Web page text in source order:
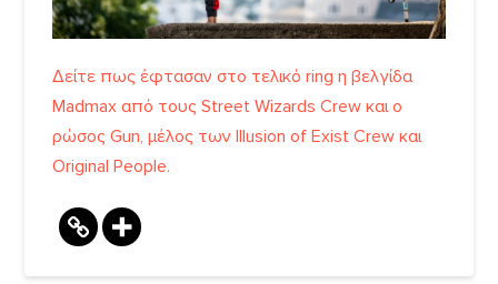
Δείτε πως έφτασαν στο τελικό ring η βελγίδα
Madmax από τους Street Wizards Crew και ο
ρώσος Gun, μέλος των Illusion of Exist Crew και
Original People.